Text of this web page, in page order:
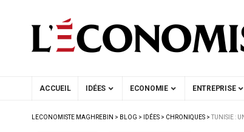
ACCUEIL IDÉES ECONOMIE ENTREPRISE
LECONOMISTE MAGHREBIN > BLOG > IDÉES > CHRONIQUES >TUNISIE :